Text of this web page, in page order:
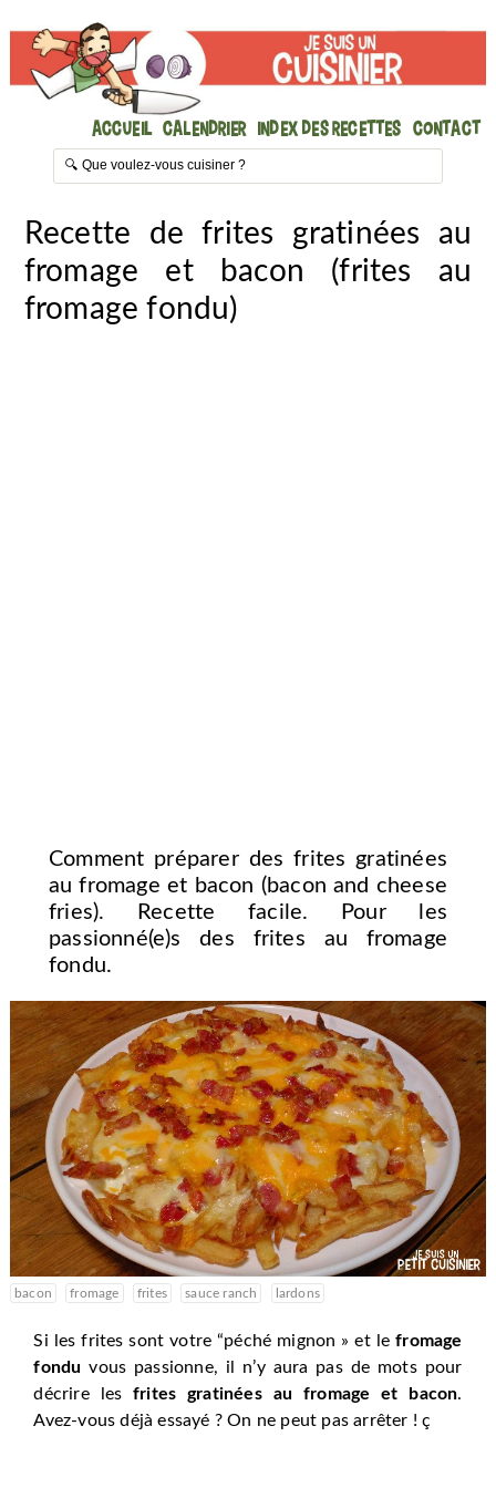
Accueil Calendrier Index des recettes Contact
Recette de frites gratinées au
fromage et bacon (frites au
fromage fondu)
Comment préparer des frites gratinées
au fromage et bacon (bacon and cheese
fries). Recette facile. Pour les
passionné(e)s des frites au fromage
fondu.
bacon fromage frites sauce ranch lardons
Si les frites sont votre “péché mignon » et lefromage
fondu vous passionne, il n’y aura pas de mots pour
décrire lesfrites gratinées au fromage et bacon.
Avez-vous déjà essayé ? On ne peut pas arrêter ! ç